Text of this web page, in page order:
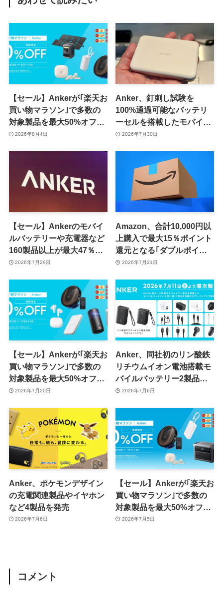
【セール】Ankerが｢楽天お
買い物マラソン｣で多数の
対象製品を最大50%オフで
販売するセールを開催中
2026年8月4日
Anker、釘刺し試験を
100%通過可能なバッテリ
ーセルを搭載したモバイル
バッテリー｢Anker Nano
Plus)｣の一般販売を開始
2026年7月30日
【セール】Ankerのモバイ
ルバッテリーや充電器など
160製品以上が最大47％オ
フに
2026年7月29日
Amazon、合計10,000円以
上購入で最大15％ポイント
還元となる｢ダブルポイン
ト Rush｣キャンペーンを開
象に
2026年7月21日
【セール】Ankerが｢楽天お
買い物マラソン｣で多数の
対象製品を最大50%オフで
販売するセールを開催中
2026年7月20日
Anker、同社初のリン酸鉄
リチウムイオン電池搭載モ
バイルバッテリー2製品を
含む14製品をセブン-イレ
2026年7月6日
Anker、ポケモンデザイン
の充電関連製品やイヤホン
など4製品を発売
2026年7月6日
【セール】Ankerが｢楽天お
買い物マラソン｣で多数の
対象製品を最大50%オフで
販売するセールを開催中
2026年7月5日
コメント